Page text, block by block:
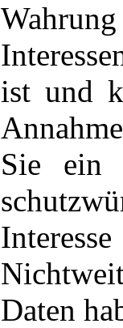
ist und
Sie ein
Daten